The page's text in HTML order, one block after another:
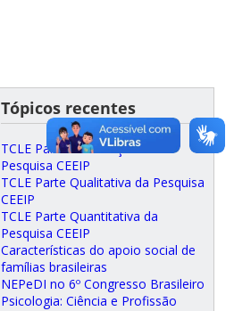
Tópicos recentes
TCLE Parte Intervenção da
Pesquisa CEEIP
TCLE Parte Qualitativa da Pesquisa
CEEIP
TCLE Parte Quantitativa da
Pesquisa CEEIP
Características do apoio social de
famílias brasileiras
NEPeDI no 6º Congresso Brasileiro
Psicologia: Ciência e Profissão